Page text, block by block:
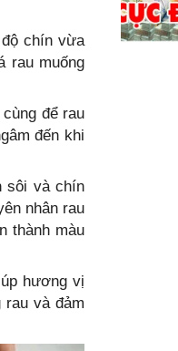
chín vừa
rau muống
để rau
đến khi
sôi và chín
nhân rau
thành màu
hương vị
và đảm